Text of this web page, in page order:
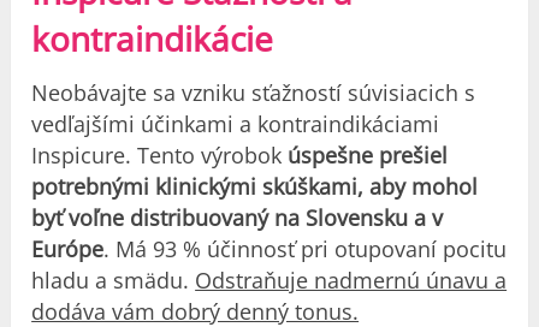
kontraindikácie
Neobávajte sa vzniku sťažností súvisiacich s
vedľajšími účinkami a kontraindikáciami
Inspicure. Tento výrobok úspešne prešiel
potrebnými klinickými skúškami, aby mohol
byť voľne distribuovaný na Slovensku a v
Európe. Má 93 % účinnosť pri otupovaní pocitu
hladu a smädu. Odstraňuje nadmernú únavu a
dodáva vám dobrý denný tonus.